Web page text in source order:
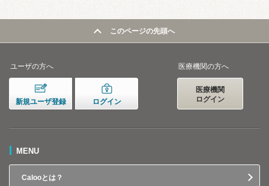
このページの先頭へ
ユーザの方へ
新規ユーザ登録 ログイン
医療機関の方へ
医療機関
ログイン
MENU
Calooとは？